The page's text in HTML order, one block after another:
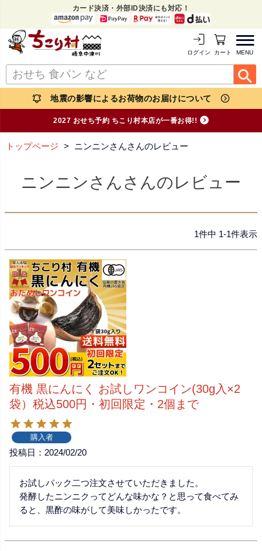
カード決済・外部ID決済にも対応！
MENU
ログイン カートを見る
地震の影響によるお荷物のお届けについて
2027 おせち予約 ちこり村本店が一番お得!!
トップページ ニンニンさんさんのレビュー
ニンニンさんさんのレビュー
1件中 1-1件表示
有機 黒にんにく お試しワンコイン(30g入×2
袋）税込500円・初回限定・2個まで
購入者
投稿日 2024/02/20
お試しパック二つ注文させていただきました。
発酵したニンニクってどんな味かな？と思って食べてみ
ると、黒酢の味がして美味しかったです。